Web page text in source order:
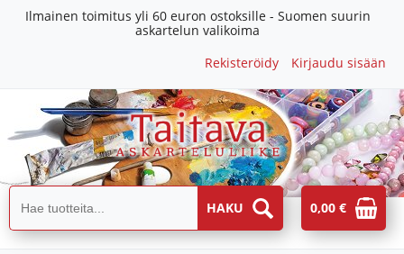
Ilmainen toimitus yli 60 euron ostoksille - Suomen suurin
askartelun valikoima
Rekisteröidy
Kirjaudu sisään
0,00 €